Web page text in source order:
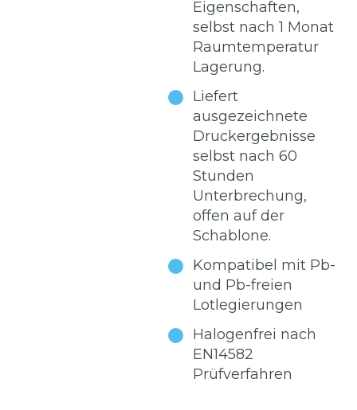
Eigenschaften,
selbst nach 1 Monat
Raumtemperatur
Lagerung.
Liefert
ausgezeichnete
Druckergebnisse
selbst nach 60
Stunden
Unterbrechung,
offen auf der
Schablone.
Kompatibel mit Pb-
und Pb-freien
Lotlegierungen
Halogenfrei nach
EN14582
Prüfverfahren